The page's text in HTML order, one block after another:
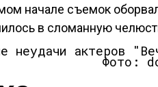
начале съемок
в сломанную
Фото: